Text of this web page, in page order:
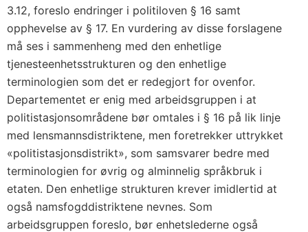
3.12, foreslo endringer i politiloven § 16 samt
opphevelse av § 17. En vurdering av disse forslagene
må ses i sammenheng med den enhetlige
tjenesteenhetsstrukturen og den enhetlige
terminologien som det er redegjort for ovenfor.
Departementet er enig med arbeidsgruppen i at
politistasjonsområdene bør omtales i § 16 på lik linje
med lensmannsdistriktene, men foretrekker uttrykket
«politistasjonsdistrikt», som samsvarer bedre med
terminologien for øvrig og alminnelig språkbruk i
etaten. Den enhetlige strukturen krever imidlertid at
også namsfogddistriktene nevnes. Som
arbeidsgruppen foreslo, bør enhetslederne også